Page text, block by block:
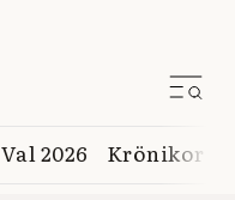
Val 2026 Krönikor